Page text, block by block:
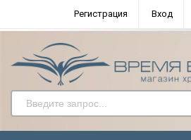
Регистрация Вход